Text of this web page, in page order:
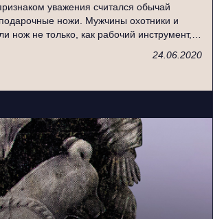
уважения считался обычай
ножи. Мужчины охотники и
нож не только, как рабочий инструмент,…
24.06.2020